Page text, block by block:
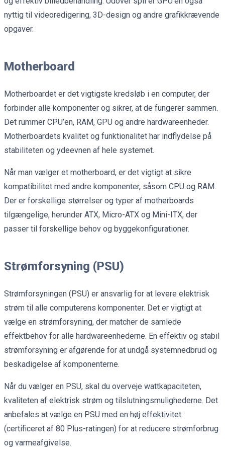
nyttig til videoredigering, 3D-design og andre grafikkrævende
opgaver.
Motherboard
Motherboardet er det vigtigste kredsløb i en computer, der
forbinder alle komponenter og sikrer, at de fungerer sammen.
Det rummer CPU’en, RAM, GPU og andre hardwareenheder.
Motherboardets kvalitet og funktionalitet har indflydelse på
stabiliteten og ydeevnen af hele systemet.
Når man vælger et motherboard, er det vigtigt at sikre
kompatibilitet med andre komponenter, såsom CPU og RAM.
Der er forskellige størrelser og typer af motherboards
tilgængelige, herunder ATX, Micro-ATX og Mini-ITX, der
passer til forskellige behov og byggekonfigurationer.
Strømforsyning (PSU)
Strømforsyningen (PSU) er ansvarlig for at levere elektrisk
strøm til alle computerens komponenter. Det er vigtigt at
vælge en strømforsyning, der matcher de samlede
effektbehov for alle hardwareenhederne. En effektiv og stabil
strømforsyning er afgørende for at undgå systemnedbrud og
beskadigelse af komponenterne.
Når du vælger en PSU, skal du overveje wattkapaciteten,
kvaliteten af elektrisk strøm og tilslutningsmulighederne. Det
anbefales at vælge en PSU med en høj effektivitet
(certificeret af 80 Plus-ratingen) for at reducere strømforbrug
og varmeafgivelse.